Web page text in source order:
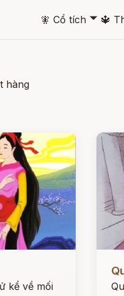
🧚 Cổ tích 🞃 🔱
hàng
kể về mối